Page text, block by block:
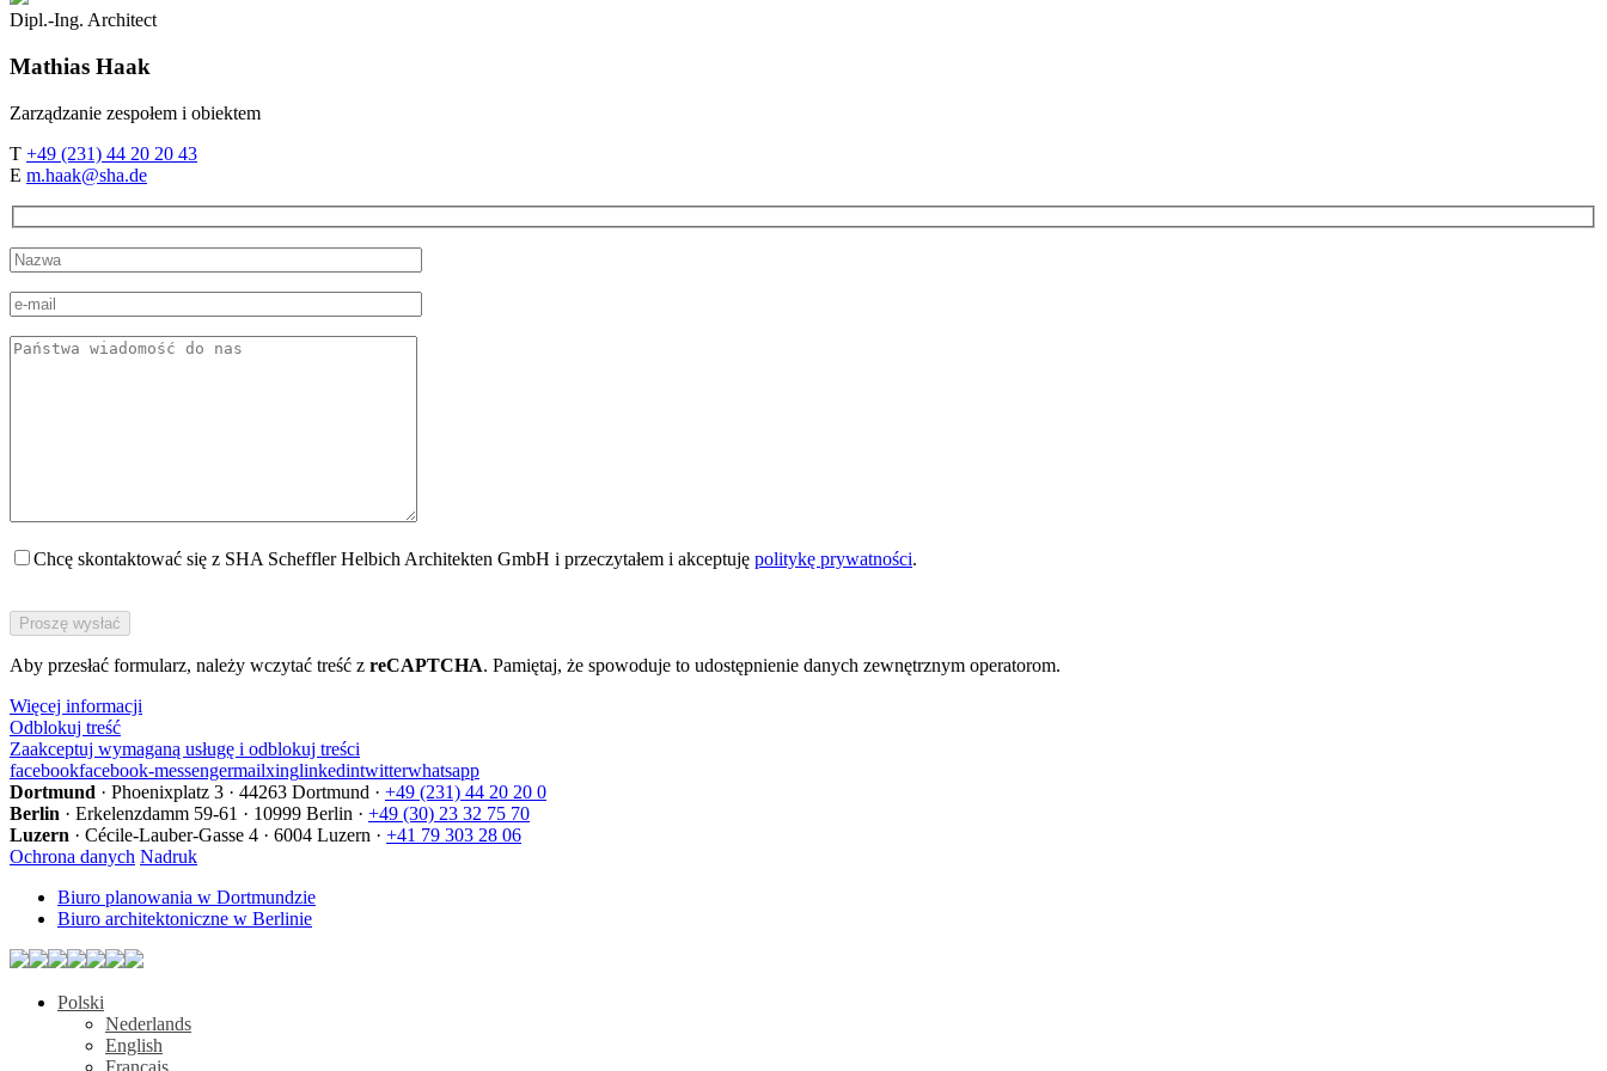
Dipl.-Ing. Architect
Mathias Haak
Zarządzanie zespołem i obiektem
T +49 (231) 44 20 20 43
E m.haak@sha.de
Chcę skontaktować się z SHA Scheffler Helbich Architekten GmbH i przeczytałem i akceptuję politykę prywatności.
füllen
dieses
nicht
aus.
Aby przesłać formularz, należy wczytać treść z reCAPTCHA. Pamiętaj, że spowoduje to udostępnienie danych zewnętrznym operatorom.
Więcej informacji
Odblokuj treść
Zaakceptuj wymaganą usługę i odblokuj treści
facebookfacebook-messengermailxinglinkedintwitterwhatsapp
Dortmund · Phoenixplatz 3 · 44263 Dortmund · +49 (231) 44 20 20 0
Berlin · Erkelenzdamm 59-61 · 10999 Berlin · +49 (30) 23 32 75 70
Luzern · Cécile-Lauber-Gasse 4 · 6004 Luzern · +41 79 303 28 06
Ochrona danych Nadruk
Biuro planowania w Dortmundzie
Biuro architektoniczne w Berlinie
Polski
Nederlands
English